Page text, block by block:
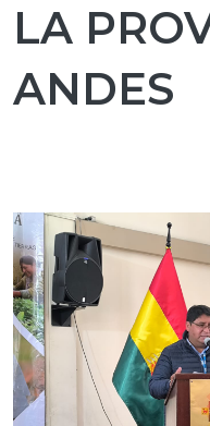
LA
ANDES